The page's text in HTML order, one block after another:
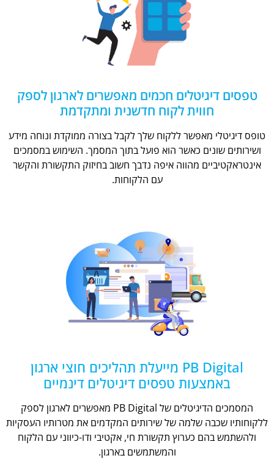
טפסים דיגיטלים חכמים מאפשרים לארגון לספק
חווית לקוח חדשנית ומתקדמת
טופס דיגיטלי מאפשר ללקוח שלך לקבל בצורה ממוקדת ונוחה מידע
ושירותים שונים כאשר הוא פועל בתוך המסמך. השימוש במסמכים
אינטראקטיביים מהווה איפה נדבך חשוב בחיזוק התקשורת והקשר
עם הלקוחות.
PB Digital מייעלת תהליכים חוצי ארגון
באמצעות טפסים דיגיטלים דינמיים
המסמכים הדיגיטלים של PB Digital מאפשרים לארגון לספק
ללקוחותיו שכבה שלמה של שירותים המקדמים את מטרותיו העסקיות
ולהשתמש בהם כערוץ תקשורת חי, אקטיבי ודו-כיווני עם הלקוח
והמשתמשים בארגון.